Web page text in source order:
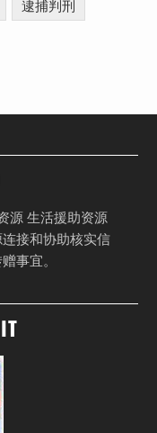
逮捕判刑
源 生活援助资源
接和协助核实信
事宜。